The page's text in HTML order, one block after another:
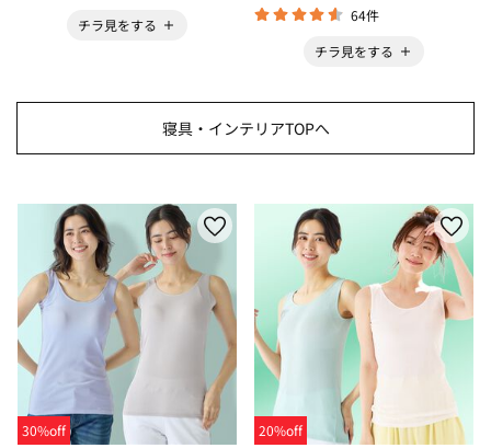
チラ見をする
64件
チラ見をする
寝具・インテリアTOPへ
30%off
20%off